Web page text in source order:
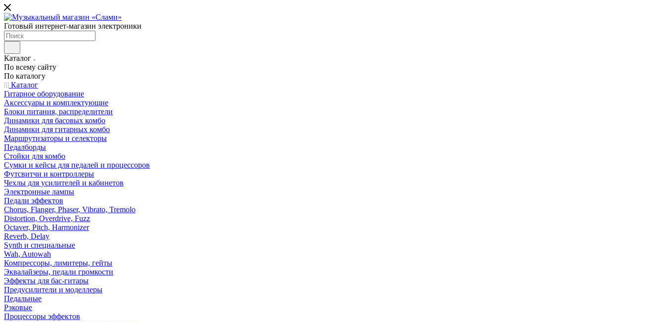
Готовый интернет-магазин электроники
Каталог
По всему сайту
По каталогу
Каталог
Гитарное оборудование
Аксессуары и комплектующие
Блоки питания, распределители
Динамики для басовых комбо
Динамики для гитарных комбо
Маршрутизаторы и селекторы
Педалборды
Стойки для комбо
Сумки и кейсы для педалей и процессоров
Футсвитчи и контроллеры
Чехлы для усилителей и кабинетов
Электронные лампы
Педали эффектов
Chorus, Flanger, Phaser, Vibrato, Tremolo
Distortion, Overdrive, Fuzz
Octaver, Pitch, Harmonizer
Reverb, Delay
Synth и специальные
Wah, Autowah
Компрессоры, лимитеры, гейты
Эквалайзеры, педали громкости
Эффекты для бас-гитары
Предусилители и моделлеры
Педальные
Рэковые
Процессоры эффектов